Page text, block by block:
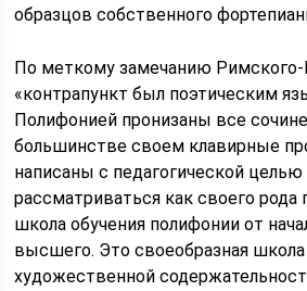
образцов собственного
По меткому замечанию Римского-
«контрапункт был поэтическим
Полифонией пронизаны все
большинстве своем клавирные
написаны с педагогической целью
рассматриваться как своего рода
школа обучения полифонии от
высшего. Это своеобразная школа
художественной